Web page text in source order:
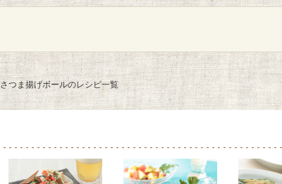
さつま揚げボールのレシピ一覧